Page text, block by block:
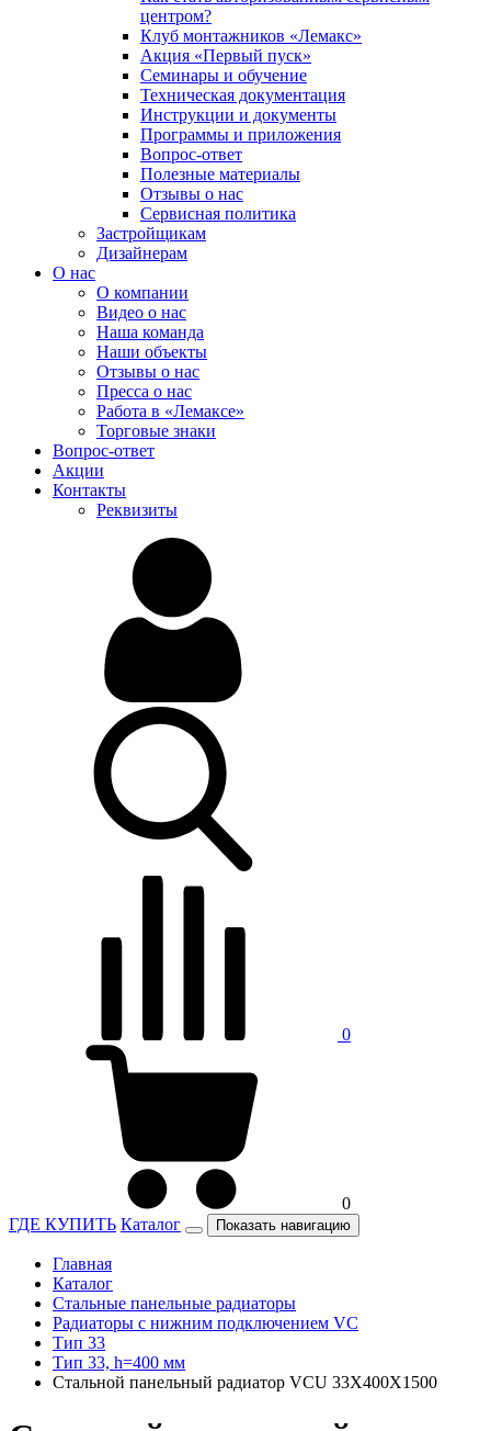
центром?
Клуб монтажников «Лемакс»
Акция «Первый пуск»
Семинары и обучение
Техническая документация
Инструкции и документы
Программы и приложения
Вопрос-ответ
Полезные материалы
Отзывы о нас
Сервисная политика
Застройщикам
Дизайнерам
О нас
О компании
Видео о нас
Наша команда
Наши объекты
Отзывы о нас
Пресса о нас
Работа в «Лемаксе»
Торговые знаки
Вопрос-ответ
Акции
Контакты
Реквизиты
0
0
ГДЕ КУПИТЬ Каталог Показать навигацию
Главная
Каталог
Стальные панельные радиаторы
Радиаторы c нижним подключением VC
Тип 33
Тип 33, h=400 мм
Стальной панельный радиатор VCU 33Х400X1500